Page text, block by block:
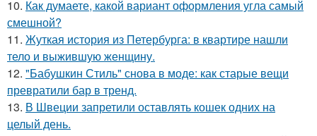
10. Как думаете, какой вариант оформления угла самый
смешной?
11. Жуткая история из Петербурга: в квартире нашли
тело и выжившую женщину.
12. "Бабушкин Стиль" снова в моде: как старые вещи
превратили бар в тренд.
13. В Швеции запретили оставлять кошек одних на
целый день.